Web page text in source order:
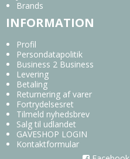
Brands
INFORMATION
Profil
Persondatapolitik
Business 2 Business
Levering
Betaling
Returnering af varer
Fortrydelsesret
Tilmeld nyhedsbrev
Salg til udlandet
GAVESHOP LOGIN
Kontaktformular